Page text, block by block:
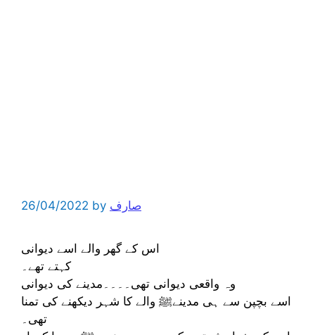
26/04/2022 by صارف
اس کے گھر والے اسے دیوانی
کہتے تھے۔
وہ واقعی دیوانی تھی۔۔۔۔مدینے کی دیوانی
اسے بچپن سے ہی مدینےﷺ والے کا شہر دیکھنے کی تمنا
تھی۔